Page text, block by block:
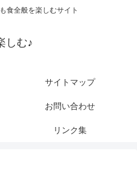
食全般を楽しむサイト
しむ♪
サイトマップ
お問い合わせ
リンク集